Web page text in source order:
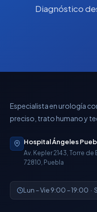
Diagnóstico
Especialista en urología
preciso, trato humano y
Hospital Ángeles
Av. Kepler 2143, Torre
72810, Puebla
Lun – Vie 9:00 – 19:00 ·